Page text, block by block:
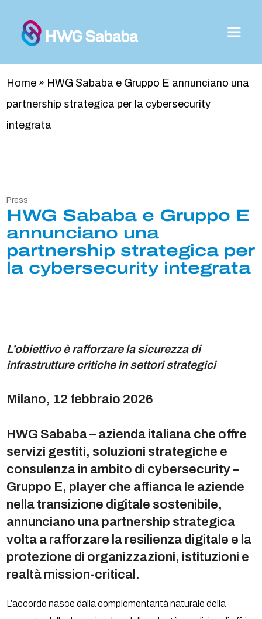
Home » HWG Sababa e Gruppo E annunciano una
partnership strategica per la cybersecurity
integrata
Press
HWG Sababa e Gruppo E
annunciano una
partnership strategica per
la cybersecurity integrata
L’obiettivo è rafforzare la sicurezza di
infrastrutture critiche in settori strategici
Milano, 12 febbraio 2026
HWG Sababa – azienda italiana che offre
servizi gestiti, soluzioni strategiche e
consulenza in ambito di cybersecurity –
Gruppo E, player che affianca le aziende
nella transizione digitale sostenibile,
annunciano una partnership strategica
volta a rafforzare la resilienza digitale e la
protezione di organizzazioni, istituzioni e
realtà mission-critical.
L’accordo nasce dalla complementarità naturale della